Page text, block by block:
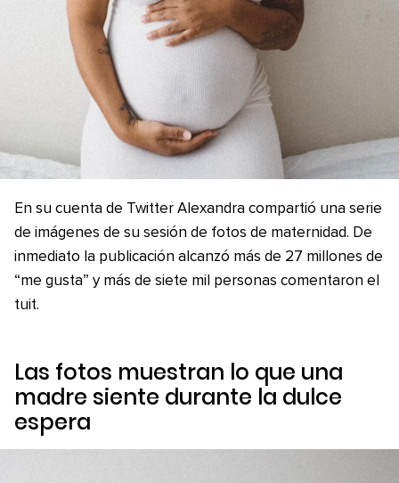
En su cuenta de Twitter Alexandra compartió una serie
de imágenes de su sesión de fotos de maternidad. De
inmediato la publicación alcanzó más de 27 millones de
“me gusta” y más de siete mil personas comentaron el
tuit.
Las fotos muestran lo que una
madre siente durante la dulce
espera